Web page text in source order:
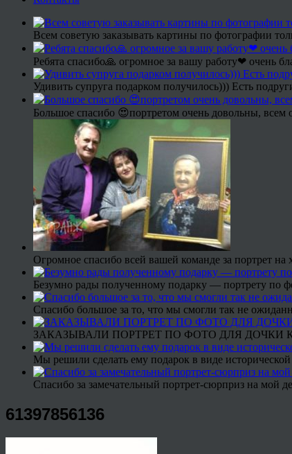
Всем советую заказывать картины по фотографии
Ребята спасибо🙏 огромное за вашу работу❤ очень
Удивить супруга подарком получилось))) Есть
Большое спасибо 😍портретом очень довольны, всем
Огромное спасибо всей вашей команде за портрет на
Безумно рады полученному подарку — портрету по
Спасибо большое за то, что мы смогли так не
ЗАКАЗЫВАЛИ ПОРТРЕТ ПО ФОТО ДЛЯ ДОЧКИ
Мы решили сделать ему подарок в виде
Спасибо за замечательный портрет-сюрприз на мой
61397856136